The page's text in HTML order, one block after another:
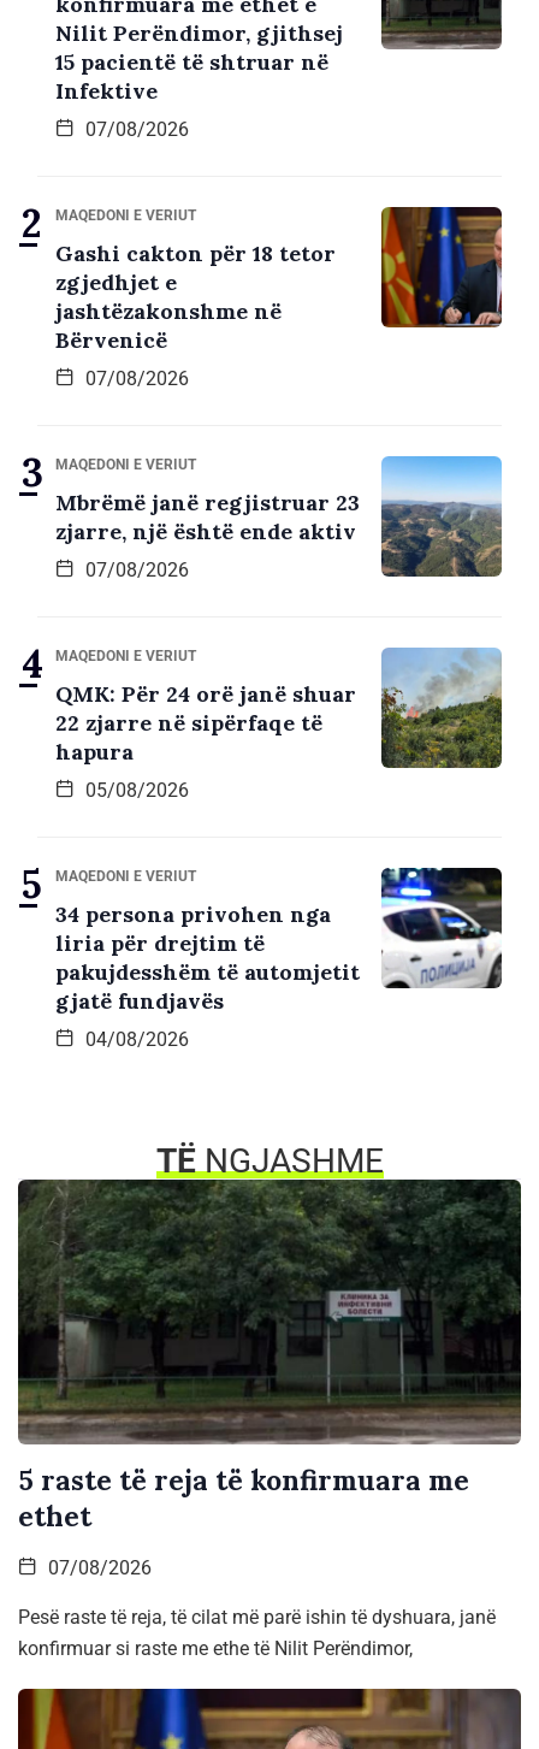
Nilit Perëndimor, gjithsej
15 pacientë të shtruar në
Infektive
07/08/2026
MAQEDONI E VERIUT
Gashi cakton për 18 tetor
zgjedhjet e
jashtëzakonshme në
Bërvenicë
07/08/2026
MAQEDONI E VERIUT
Mbrëmë janë regjistruar 23
zjarre, një është ende aktiv
07/08/2026
MAQEDONI E VERIUT
QMK: Për 24 orë janë shuar
22 zjarre në sipërfaqe të
hapura
05/08/2026
MAQEDONI E VERIUT
34 persona privohen nga
liria për drejtim të
pakujdesshëm të automjetit
gjatë fundjavës
04/08/2026
TËNGJASHME
5 raste të reja të konfirmuara me
ethet
07/08/2026
Pesë raste të reja, të cilat më parë ishin të dyshuara, janë
konfirmuar si raste me ethe të Nilit Perëndimor,